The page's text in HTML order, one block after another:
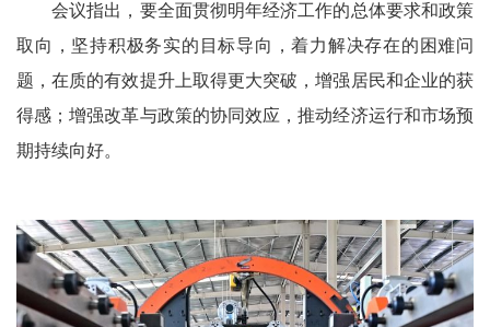
会议指出，要全面贯彻明年经济工作的总体要求和政策
取向，坚持积极务实的目标导向，着力解决存在的困难问
题，在质的有效提升上取得更大突破，增强居民和企业的获
得感；增强改革与政策的协同效应，推动经济运行和市场预
期持续向好。